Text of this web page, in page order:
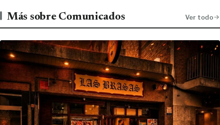
Más sobre Comunicados Ver todo